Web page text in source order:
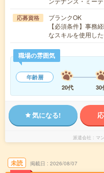
応募資格
ブランクOK
【必須条件】事務
なスキルを使用し
職場の雰囲気
年齢層
20代
30
気になる!
派遣会社 マ
未読 掲載日 2026/08/07